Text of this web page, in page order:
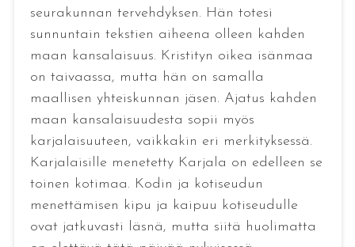
seurakunnan tervehdyksen. Hän totesi
sunnuntain tekstien aiheena olleen kahden
maan kansalaisuus. Kristityn oikea isänmaa
on taivaassa, mutta hän on samalla
maallisen yhteiskunnan jäsen. Ajatus kahden
maan kansalaisuudesta sopii myös
karjalaisuuteen, vaikkakin eri merkityksessä.
Karjalaisille menetetty Karjala on edelleen se
toinen kotimaa. Kodin ja kotiseudun
menettämisen kipu ja kaipuu kotiseudulle
ovat jatkuvasti läsnä, mutta siitä huolimatta